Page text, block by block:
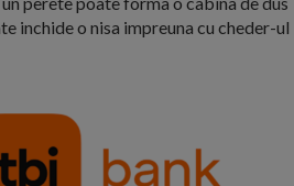
inchide o nisa impreuna cu cheder-ul